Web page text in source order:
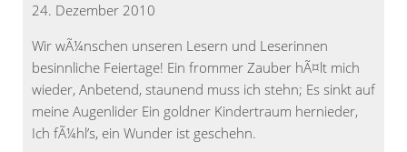
24. Dezember 2010
Wir wÃ¼nschen unseren Lesern und Leserinnen
besinnliche Feiertage! Ein frommer Zauber hÃ¤lt mich
wieder, Anbetend, staunend muss ich stehn; Es sinkt auf
meine Augenlider Ein goldner Kindertraum hernieder,
Ich fÃ¼hl’s, ein Wunder ist geschehn.